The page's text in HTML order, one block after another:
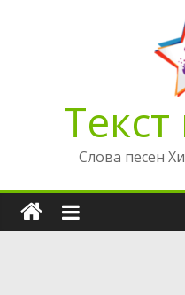
Слова песен